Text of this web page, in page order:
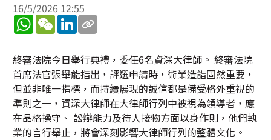
16/5/2026 12:55
WhatsApp
WeChatLinkedIn
終審法院今日舉行典禮，委任6名資深大律師。 終審法院
首席法官張舉能指出，評選申請時，術業造詣固然重要，
但並非唯一指標，而持續展現的誠信都是備受格外重視的
準則之一，資深大律師在大律師行列中被視為領導者，應
在品格操守、 訟辯能力及待人接物方面以身作則，他們執
業的言行舉止，將會深刻影響大律師行列的整體文化。